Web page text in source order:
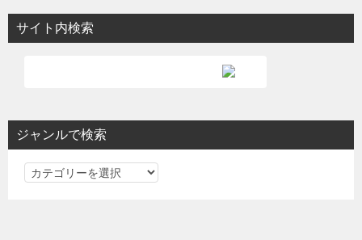
サイト内検索
ジャンルで検索
ジ